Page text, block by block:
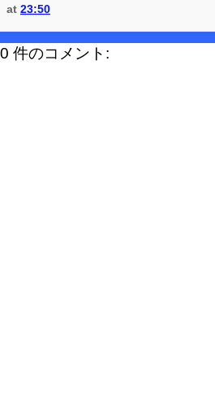
at 23:50
0 件のコメント: